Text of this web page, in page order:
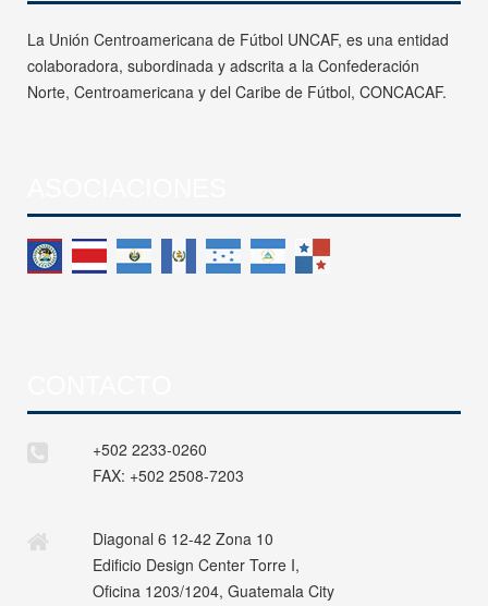
La Unión Centroamericana de Fútbol UNCAF, es una entidad
colaboradora, subordinada y adscrita a la Confederación
Norte, Centroamericana y del Caribe de Fútbol, CONCACAF.
+502 2233-0260
FAX: +502 2508-7203
Diagonal 6 12-42 Zona 10
Edificio Design Center Torre I,
Oficina 1203/1204, Guatemala City